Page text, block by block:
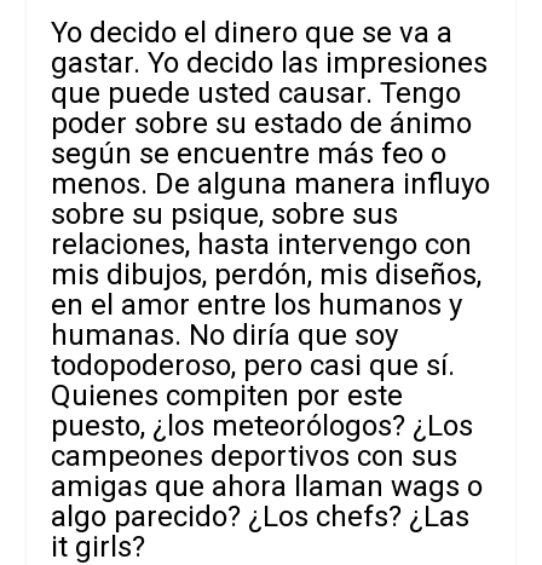
Yo decido el dinero que se va a
gastar. Yo decido las impresiones
que puede usted causar. Tengo
poder sobre su estado de ánimo
según se encuentre más feo o
menos. De alguna manera influyo
sobre su psique, sobre sus
relaciones, hasta intervengo con
mis dibujos, perdón, mis diseños,
en el amor entre los humanos y
humanas. No diría que soy
todopoderoso, pero casi que sí.
Quienes compiten por este
puesto, ¿los meteorólogos? ¿Los
campeones deportivos con sus
amigas que ahora llaman wags o
algo parecido? ¿Los chefs? ¿Las
it girls?